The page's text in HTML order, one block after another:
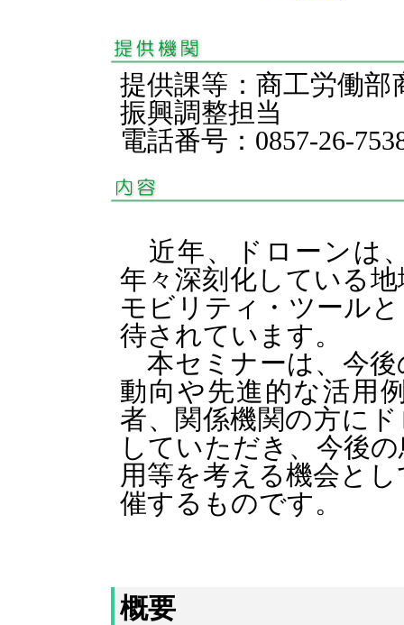
提供課等：商工労働
振興調整担当
電話番号：0857-26-
近年、ドローンは
年々深刻化している
モビリティ・ツール
待されています。
本セミナーは、今後
動向や先進的な活用
者、関係機関の方に
していただき、今後
用等を考える機会と
催するものです。
概要